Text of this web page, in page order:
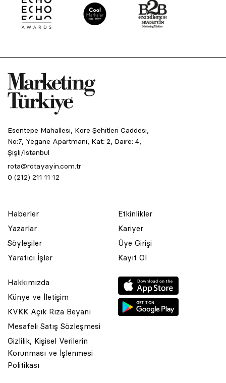
Esentepe Mahallesi, Kore Şehitleri Caddesi,
No:7, Yegane Apartmanı, Kat: 2, Daire: 4,
Şişli/İstanbul
rota@rotayayin.com.tr
0 (212) 211 11 12
Haberler
Yazarlar
Söyleşiler
Yaratıcı İşler
Etkinlikler
Kariyer
Üye Girişi
Kayıt Ol
Hakkımızda
Künye ve İletişim
KVKK Açık Rıza Beyanı
Mesafeli Satış Sözleşmesi
Gizlilik, Kişisel Verilerin
Korunması ve İşlenmesi
Politikası
© 2001 Rota Yayın Yapım Tanıtım Tic. Ltd. Şti. Bu Sitede Bulunan